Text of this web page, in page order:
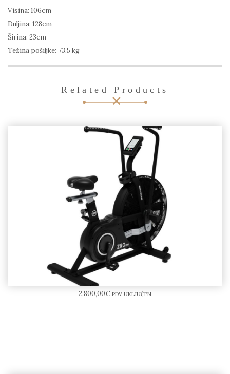
Visina: 106cm
Duljina: 128cm
Širina: 23cm
Težina pošiljke: 73,5 kg
Related Products
BODYTONE ZRO-PRO Air BIke
2.800,00€ PDV UKLJUČEN